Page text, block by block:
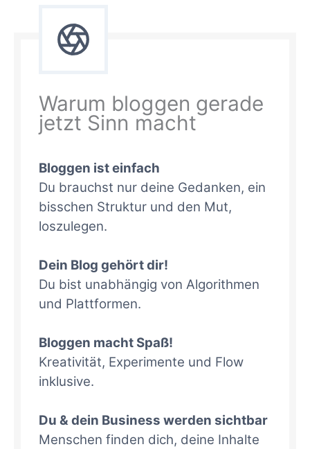
Warum bloggen gerade
jetzt Sinn macht
Bloggen ist einfach
Du brauchst nur deine Gedanken, ein
bisschen Struktur und den Mut,
loszulegen.
Dein Blog gehört dir!
Du bist unabhängig von Algorithmen
und Plattformen.
Bloggen macht Spaß!
Kreativität, Experimente und Flow
inklusive.
Du & dein Business werden sichtbar
Menschen finden dich, deine Inhalte